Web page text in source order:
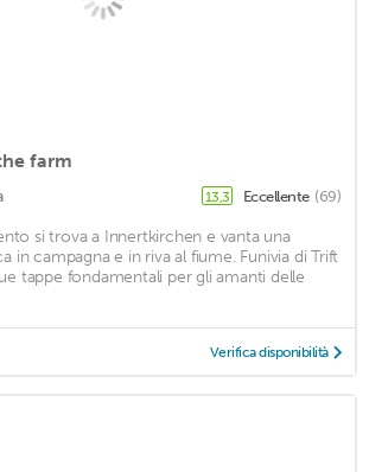
farm
13,3 Eccellente (69)
si trova a Innertkirchen e vanta una
in campagna e in riva al fiume. Funivia di Trift
tappe fondamentali per gli amanti delle
Verifica disponibilità